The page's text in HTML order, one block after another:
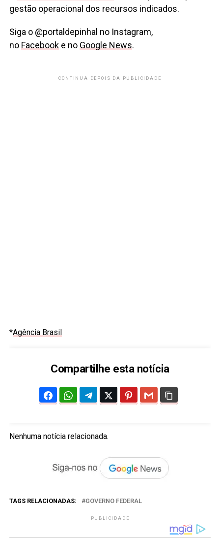
gestão operacional dos recursos indicados.
Siga o @portaldepinhal no Instagram,
no Facebooke no Google News.
CONTINUA DEPOIS DA PUBLICIDADE
*Agência Brasil
Compartilhe esta notícia
Nenhuma notícia relacionada.
TAGS RELACIONADAS: GOVERNO FEDERAL
PUBLICIDADE